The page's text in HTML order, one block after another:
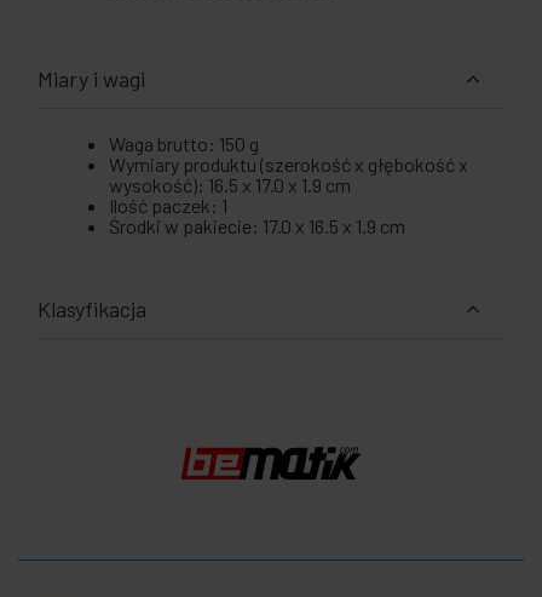
Miary i wagi
Waga brutto: 150 g
Wymiary produktu (szerokość x głębokość x
wysokość): 16.5 x 17.0 x 1.9 cm
Ilość paczek: 1
Środki w pakiecie: 17.0 x 16.5 x 1.9 cm
Klasyfikacja